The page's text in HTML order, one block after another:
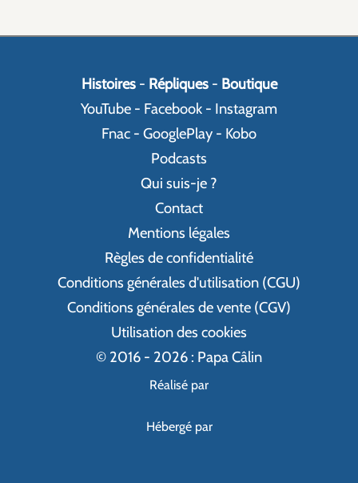
Histoires- Répliques- Boutique
YouTube - Facebook - Instagram
Fnac - GooglePlay - Kobo
Podcasts
Qui suis-je ?
Contact
Mentions légales
Règles de confidentialité
Conditions générales d'utilisation (CGU)
Conditions générales de vente (CGV)
Utilisation des cookies
© 2016 - 2026 : Papa Câlin
Réalisé par
Hébergé par